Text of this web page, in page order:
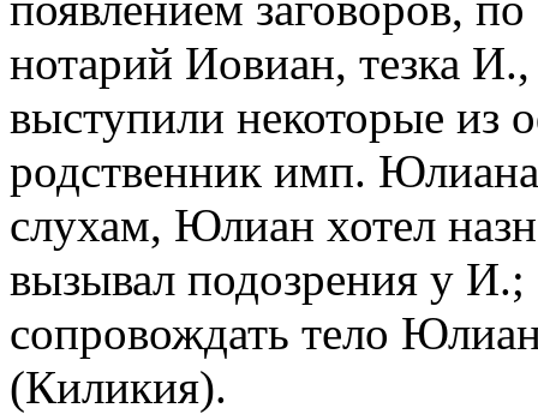
нотарий Иовиан, тезка
выступили некоторые из
родственник имп.
слухам, Юлиан хотел
вызывал подозрения у
сопровождать тело
(Киликия).